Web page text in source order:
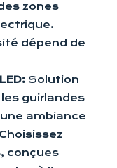
zones
dépend de
Solution
guirlandes
ambiance
conçues